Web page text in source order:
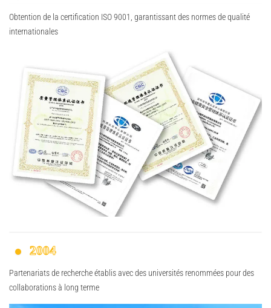
Obtention de la certification ISO 9001, garantissant des normes de qualité
internationales
2004
Partenariats de recherche établis avec des universités renommées pour des
collaborations à long terme